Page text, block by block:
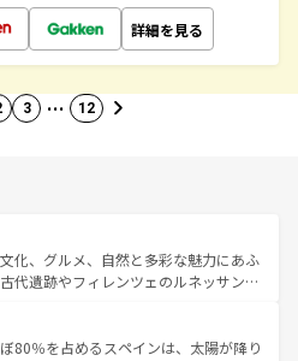
詳細を見る
3 … 12
化、グルメ、自然と多彩な魅力にあふ
代遺跡やフィレンツェのルネッサンス
美しい田園風景やアマルフィ海岸の絶
見逃せない。観光の合間には、本場の
80％を占めるスペインは、太陽が降り